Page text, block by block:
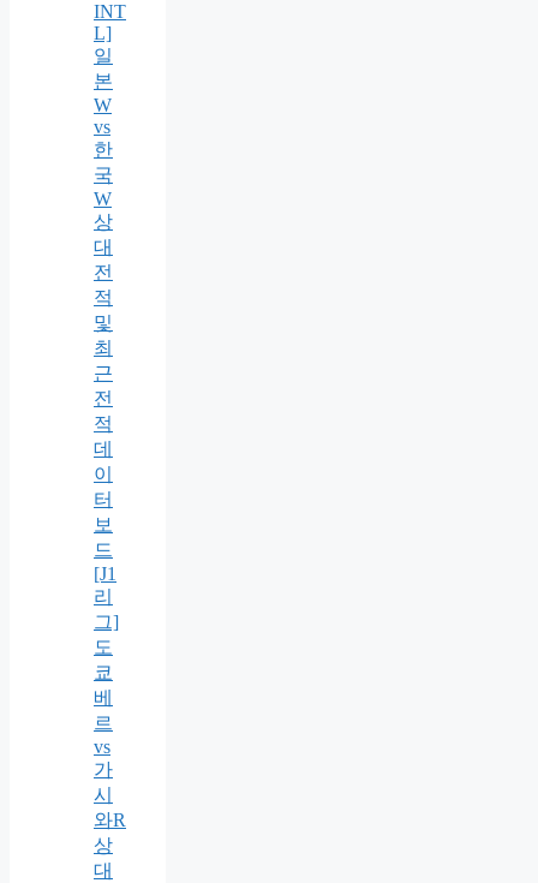
INT
L]
일
본
W
vs
한
국
W
상
대
전
적
및
최
근
전
적
데
이
터
보
드
[J1
리
그]
도
쿄
베
르
vs
가
시
와R
상
대